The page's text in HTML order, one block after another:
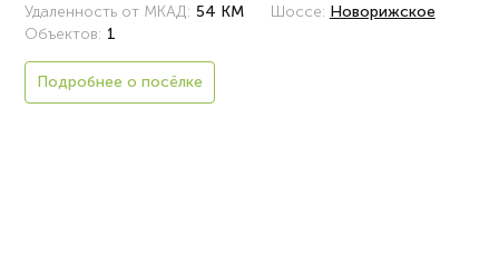
Удаленность от МКАД: 54 КМ Шоссе: Новорижское
Объектов: 1
Подробнее о посёлке